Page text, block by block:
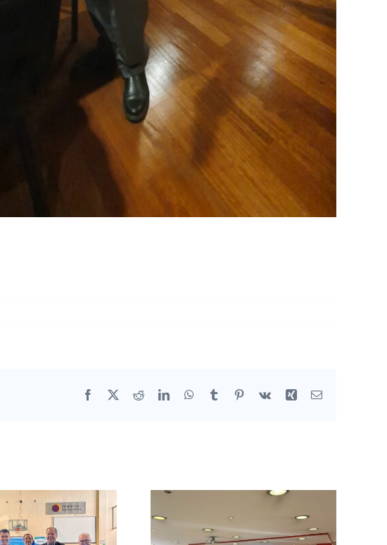
Facebook RedditLinkedInWhatsApp
Tumblr Pinterest
Vk Xing Email